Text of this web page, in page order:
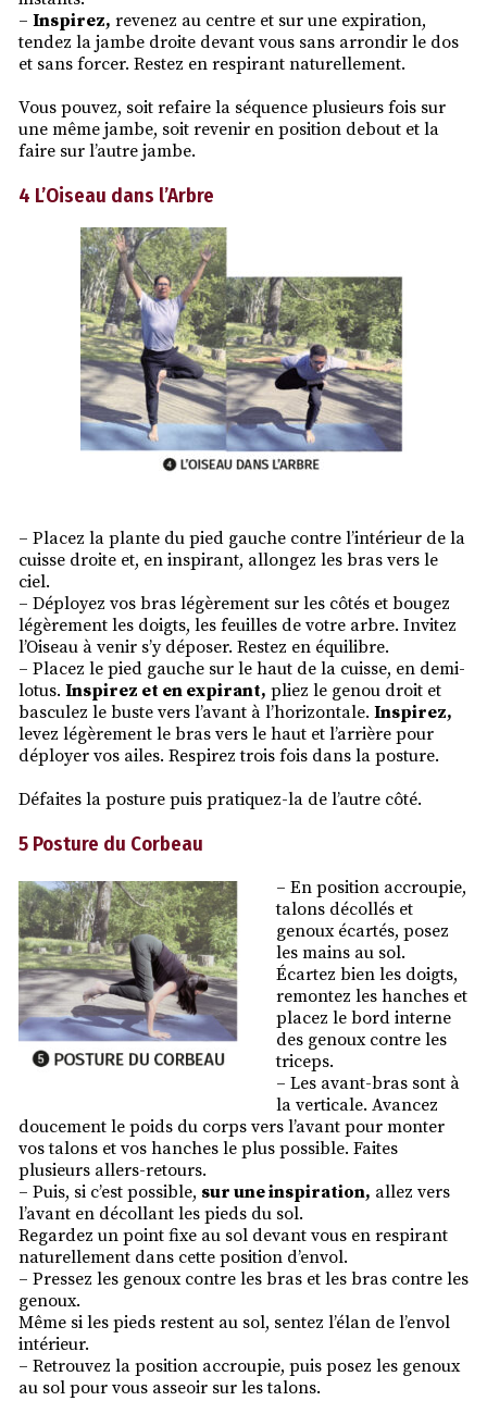
– Inspirez, revenez au centre et sur une expiration,
tendez la jambe droite devant vous sans arrondir le dos
et sans forcer. Restez en respirant naturellement.
Vous pouvez, soit refaire la séquence plusieurs fois sur
une même jambe, soit revenir en position debout et la
faire sur l’autre jambe.
4 L’Oiseau dans l’Arbre
– Placez la plante du pied gauche contre l’intérieur de la
cuisse droite et, en inspirant, allongez les bras vers le
ciel.
– Déployez vos bras légèrement sur les côtés et bougez
légèrement les doigts, les feuilles de votre arbre. Invitez
l’Oiseau à venir s’y déposer. Restez en équilibre.
– Placez le pied gauche sur le haut de la cuisse, en demi-
lotus. Inspirez et en expirant, pliez le genou droit et
basculez le buste vers l’avant à l’horizontale. Inspirez,
levez légèrement le bras vers le haut et l’arrière pour
déployer vos ailes. Respirez trois fois dans la posture.
Défaites la posture puis pratiquez-la de l’autre côté.
5 Posture du Corbeau
– En position accroupie,
talons décollés et
genoux écartés, posez
les mains au sol.
Écartez bien les doigts,
remontez les hanches et
placez le bord interne
des genoux contre les
triceps.
– Les avant-bras sont à
la verticale. Avancez
doucement le poids du corps vers l’avant pour monter
vos talons et vos hanches le plus possible. Faites
plusieurs allers-retours.
– Puis, si c’est possible, sur une inspiration, allez vers
l’avant en décollant les pieds du sol.
Regardez un point fixe au sol devant vous en respirant
naturellement dans cette position d’envol.
– Pressez les genoux contre les bras et les bras contre les
genoux.
Même si les pieds restent au sol, sentez l’élan de l’envol
intérieur.
– Retrouvez la position accroupie, puis posez les genoux
au sol pour vous asseoir sur les talons.